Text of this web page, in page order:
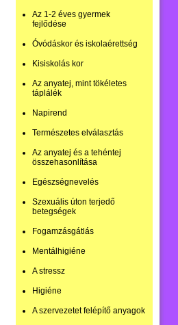
Az 1-2 éves gyermek
fejlődése
Óvódáskor és iskolaérettség
Kisiskolás kor
Az anyatej, mint tökéletes
táplálék
Napirend
Természetes elválasztás
Az anyatej és a tehéntej
összehasonlítása
Egészségnevelés
Szexuális úton terjedő
betegségek
Fogamzásgátlás
Mentálhigiéne
A stressz
Higiéne
A szervezetet felépítő anyagok